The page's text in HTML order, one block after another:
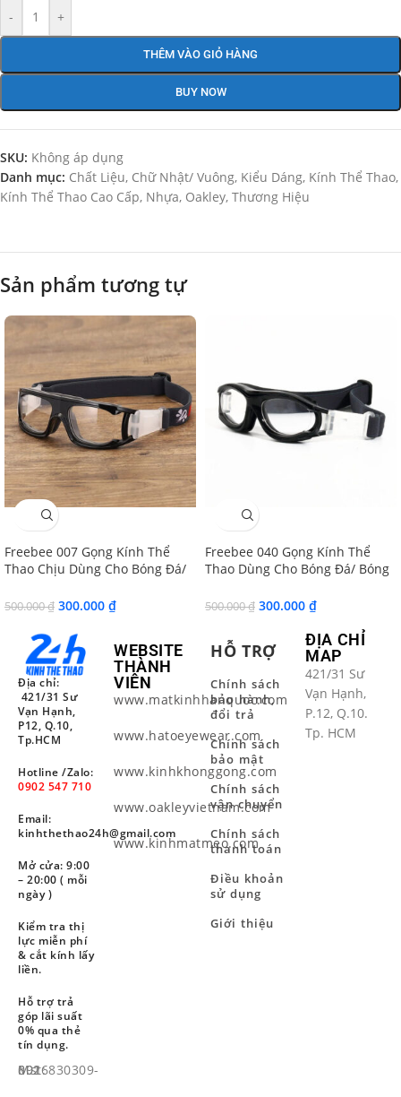
- +
THÊM VÀO GIỎ HÀNG
BUY NOW
SKU: Không áp dụng
Danh mục: Chất Liệu, Chữ Nhật/ Vuông, Kiểu Dáng, Kính Thể Thao,
Kính Thể Thao Cao Cấp, Nhựa, Oakley, Thương Hiệu
Sản phẩm tương tự
Freebee 007 Gọng Kính Thể
Thao Chịu Dùng Cho Bóng Đá/
500.000₫ 300.000 ₫
Freebee 040 Gọng Kính Thể
Thao Dùng Cho Bóng Đá/ Bóng
500.000₫ 300.000 ₫
Địa chỉ:
421/31 Sư
Vạn Hạnh,
P12, Q.10,
Tp.HCM
Hotline /Zalo:
0902 547 710
Email:
kinhthethao24h@gmail.com
Mở cửa: 9:00
– 20:00 ( mỗi
ngày )
Kiểm tra thị
lực miễn phí
& cắt kính lấy
liền.
Hỗ trợ trả
góp lãi suất
0% qua thẻ
tín dụng.
Mst: 8926830309-001
WEBSITE
THÀNH
VIÊN
www.matkinhhanquoc.com
www.hatoeyewear.com
www.kinhkhonggong.com
www.oakleyvietnam.com
www.kinhmatmeo.com
HỖ TRỢ
Chính sách
bảo hành,
đổi trả
Chính sách
bảo mật
Chính sách
vận chuyển
Chính sách
thanh toán
Điều khoản
sử dụng
Giới thiệu
ĐỊA CHỈ
MAP
421/31 Sư
Vạn Hạnh,
P.12, Q.10.
Tp. HCM